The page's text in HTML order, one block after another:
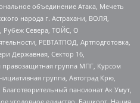
объединение Атака, Мечеть
народа г. Астрахани, ВОЛЯ,
Рубеж Севера, ТОЙС, О
РЕВТАТПОД, Артподготовка,
Державная, Сектор 16,
группа МПГ, Курсом
группа, Автоград Крю,
пансионат Ак Умут,